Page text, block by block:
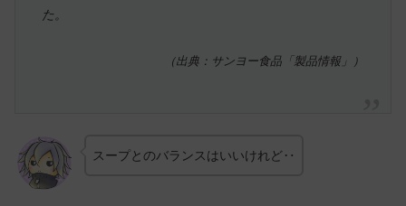
た。
（出典：サンヨー食品「製品情報」）
スープとのバランスはいいけれど‥